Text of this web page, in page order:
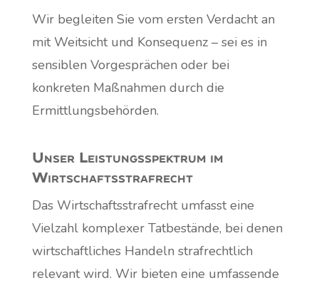
Wir begleiten Sie vom ersten Verdacht an
mit Weitsicht und Konsequenz – sei es in
sensiblen Vorgesprächen oder bei
konkreten Maßnahmen durch die
Ermittlungsbehörden.
Unser Leistungsspektrum im
Wirtschafts­strafrecht
Das Wirtschaftsstrafrecht umfasst eine
Vielzahl komplexer Tatbestände, bei denen
wirtschaftliches Handeln strafrechtlich
relevant wird. Wir bieten eine umfassende